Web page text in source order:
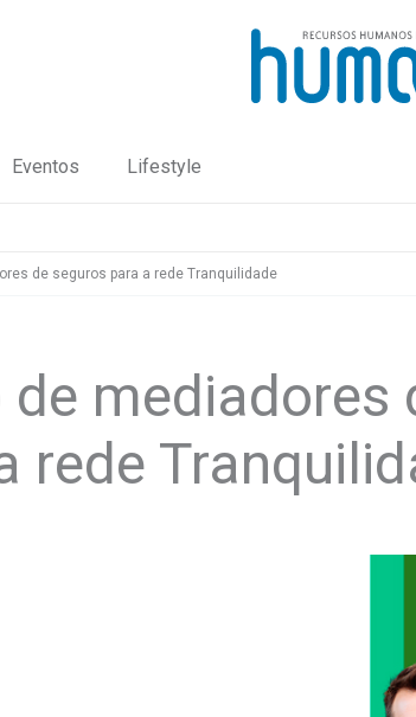
Eventos Lifestyle
de seguros para a rede Tranquilidade
mediadores
rede